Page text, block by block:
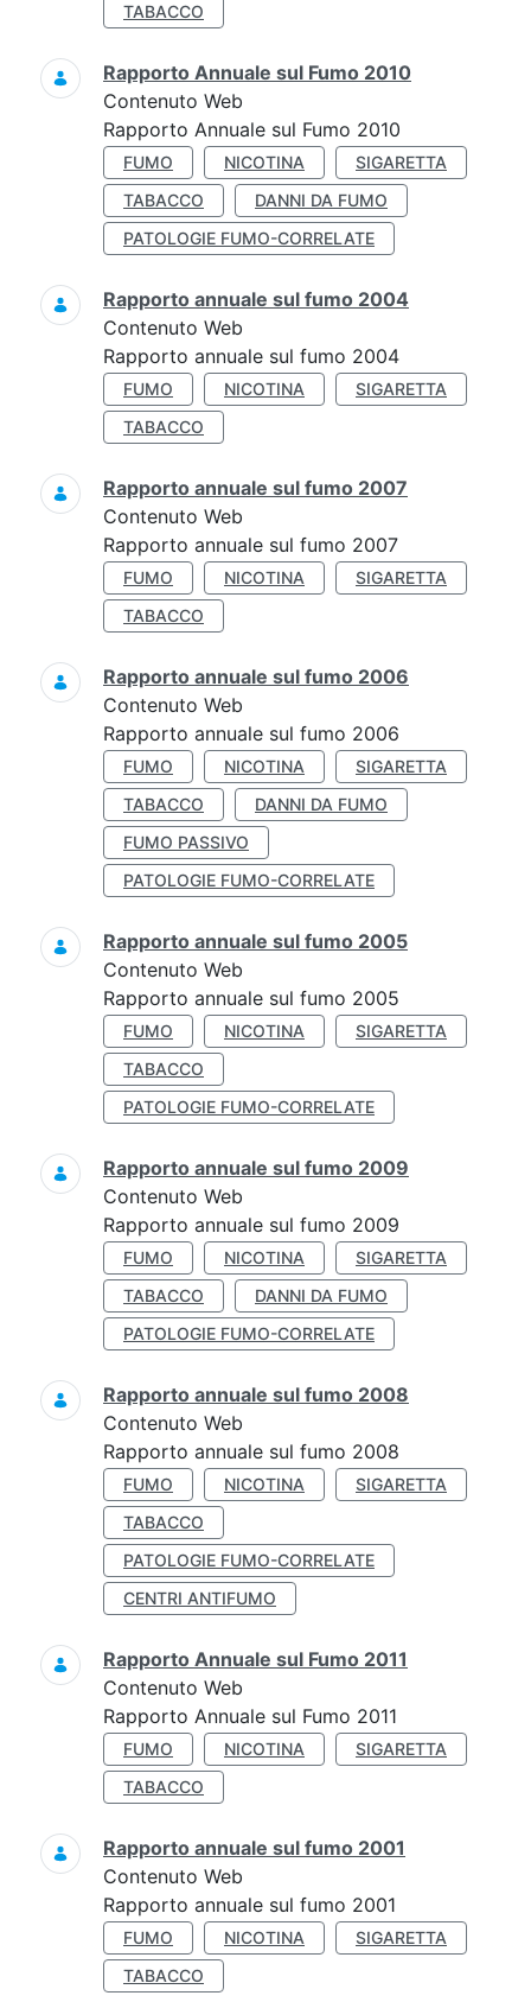
TABACCO
Rapporto Annuale sul Fumo 2010
Contenuto Web
Rapporto Annuale sul Fumo 2010
FUMO NICOTINA
SIGARETTA
TABACCO
DANNI DA FUMO
PATOLOGIE FUMO-CORRELATE
Rapporto annuale sul fumo 2004
Contenuto Web
Rapporto annuale sul fumo 2004
FUMO NICOTINA
SIGARETTA
TABACCO
Rapporto annuale sul fumo 2007
Contenuto Web
Rapporto annuale sul fumo 2007
FUMO NICOTINA
SIGARETTA
TABACCO
Rapporto annuale sul fumo 2006
Contenuto Web
Rapporto annuale sul fumo 2006
FUMO NICOTINA
SIGARETTA
TABACCO
DANNI DA FUMO
FUMO PASSIVO
PATOLOGIE FUMO-CORRELATE
Rapporto annuale sul fumo 2005
Contenuto Web
Rapporto annuale sul fumo 2005
FUMO NICOTINA
SIGARETTA
TABACCO
PATOLOGIE FUMO-CORRELATE
Rapporto annuale sul fumo 2009
Contenuto Web
Rapporto annuale sul fumo 2009
FUMO NICOTINA
SIGARETTA
TABACCO
DANNI DA FUMO
PATOLOGIE FUMO-CORRELATE
Rapporto annuale sul fumo 2008
Contenuto Web
Rapporto annuale sul fumo 2008
FUMO NICOTINA
SIGARETTA
TABACCO
PATOLOGIE FUMO-CORRELATE
CENTRI ANTIFUMO
Rapporto Annuale sul Fumo 2011
Contenuto Web
Rapporto Annuale sul Fumo 2011
FUMO NICOTINA
SIGARETTA
TABACCO
Rapporto annuale sul fumo 2001
Contenuto Web
Rapporto annuale sul fumo 2001
FUMO NICOTINA
SIGARETTA
TABACCO